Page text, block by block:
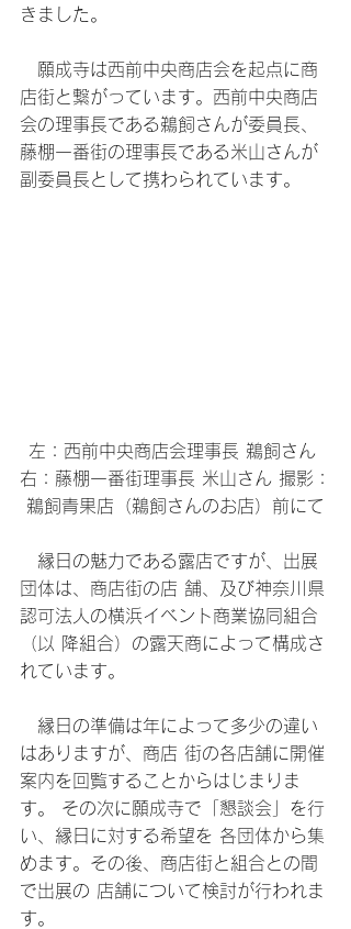
きました。
願成寺は西前中央商店会を起点に商
店街と繋がっています。西前中央商店
会の理事長である鵜飼さんが委員長、
藤棚一番街の理事長である米山さんが
副委員長として携わられています。
左：西前中央商店会理事長 鵜飼さん
右：藤棚一番街理事長 米山さん 撮影：
鵜飼青果店（鵜飼さんのお店）前にて
縁日の魅力である露店ですが、出展
団体は、商店街の店 舗、及び神奈川県
認可法人の横浜イベント商業協同組合
（以 降組合）の露天商によって構成さ
れています。
縁日の準備は年によって多少の違い
はありますが、商店 街の各店舗に開催
案内を回覧することからはじまりま
す。 その次に願成寺で「懇談会」を行
い、縁日に対する希望を 各団体から集
めます。その後、商店街と組合との間
で出展の 店舗について検討が行われま
す。